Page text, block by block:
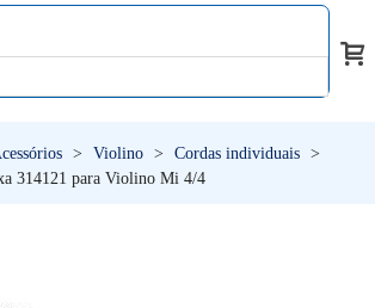
> Violino > Cordas individuais >
314121 para Violino Mi 4/4